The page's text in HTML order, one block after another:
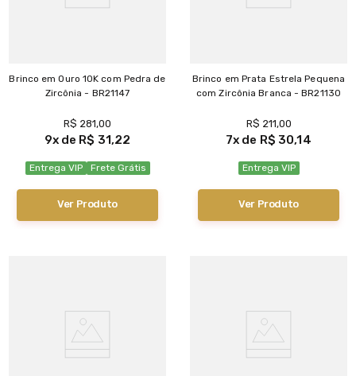
Brinco em Ouro 10K com Pedra de
Zircônia - BR21147
R$ 281,00
9 R$ 31,22
Entrega VIP Frete Grátis
Ver Produto
Brinco em Prata Estrela Pequena
com Zircônia Branca - BR21130
R$ 211,00
7 R$ 30,14
Entrega VIP
Ver Produto